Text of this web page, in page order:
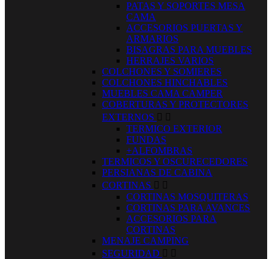
PATAS Y SOPORTES MESA
CAMA
ACCESORIOS PUERTAS Y
ARMARIOS
BISAGRAS PARA MUEBLES
HERRAJES VARIOS
COLCHONES Y SOMIERES
COLCHONES HINCHABLES
MUEBLES CAMA CAMPER
COBERTURAS Y PROTECTORES
EXTERNOS  
TERMICO EXTERIOR
FUNDAS
+ALFOMBRAS
TERMICOS Y OSCURECEDORES
PERSIANAS DE CABINA
CORTINAS  
CORTINAS MOSQUITERAS
CORTINAS PARA AVANCES
ACCESORIOS PARA
CORTINAS
MENAJE CAMPING
SEGURIDAD  